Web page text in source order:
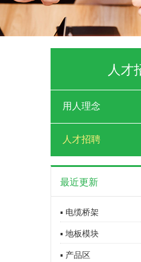
人才
用人理念
人才招聘
最近更新
▪ 电缆桥架
▪ 地板模块
▪ 产品区